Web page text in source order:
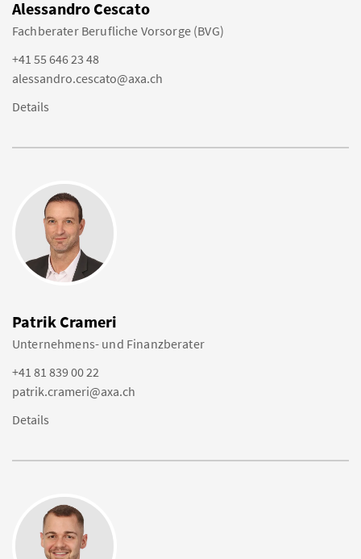
Alessandro Cescato
Fachberater Berufliche Vorsorge (BVG)
+41 55 646 23 48
alessandro.cescato@axa.ch
Details
Patrik Crameri
Unternehmens- und Finanzberater
+41 81 839 00 22
patrik.crameri@axa.ch
Details